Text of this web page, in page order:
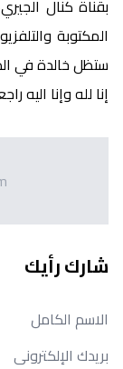
بقناة كنال
المكتوبة
ستظل خالدة في
إنا لله وإنا اليه
شارك رأيك